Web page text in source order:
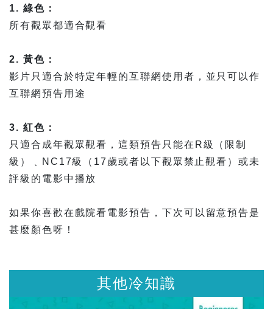
1. 綠色：
所有觀眾都適合觀看
2. 黃色：
影片只適合於特定年輕的互聯網使用者，並只可以作
互聯網預告用途
3. 紅色：
只適合成年觀眾觀看，這類預告只能在R級（限制
級）﹑NC17級（17歲或者以下觀眾禁止觀看）或未
評級的電影中播放
如果你喜歡在戲院看電影預告，下次可以留意預告是
甚麼顏色呀！
其他冷知識